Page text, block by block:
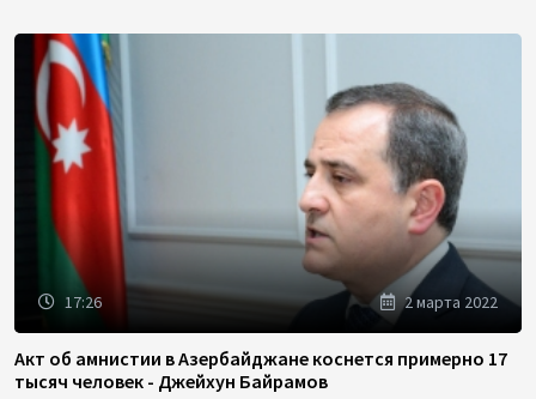
17:26 2 марта 2022
Акт об амнистии в Азербайджане коснется примерно 17
тысяч человек - Джейхун Байрамов